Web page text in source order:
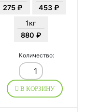
275 ₽
453 ₽
1кг
880 ₽
Количество:
В КОРЗИНУ